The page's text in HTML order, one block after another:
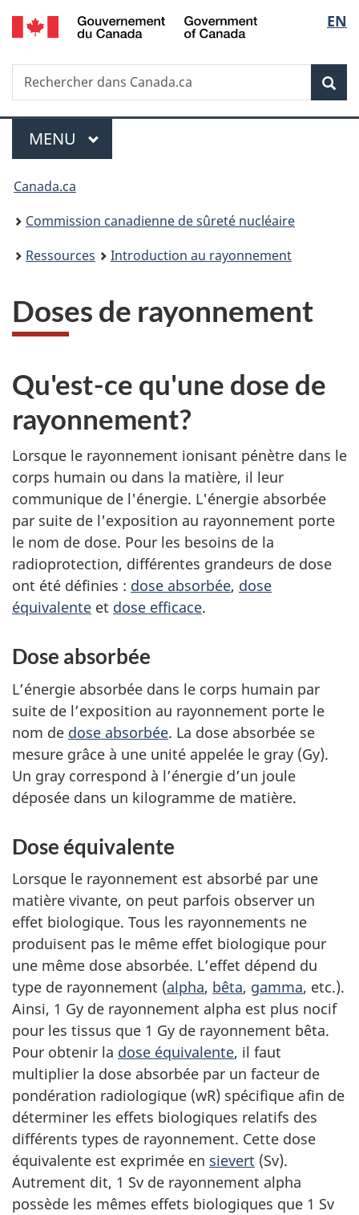
Passer
au
principal
de
la
EN
Recherche
Rechercher
dans
Menu
MENU PRINCIPAL
Vous
êtes
ici
Canada.ca
Commission canadienne de sûreté nucléaire
Ressources
Introduction au rayonnement
Doses de rayonnement
Qu'est-ce qu'une dose de
rayonnement?
Lorsque le rayonnement ionisant pénètre dans le
corps humain ou dans la matière, il leur
communique de l'énergie. L'énergie absorbée
par suite de l'exposition au rayonnement porte
le nom de dose. Pour les besoins de la
radioprotection, différentes grandeurs de dose
ont été définies : dose absorbée, dose
équivalente et dose efficace.
Dose absorbée
L’énergie absorbée dans le corps humain par
suite de l’exposition au rayonnement porte le
nom de dose absorbée. La dose absorbée se
mesure grâce à une unité appelée le gray (Gy).
Un gray correspond à l’énergie d’un joule
déposée dans un kilogramme de matière.
Dose équivalente
Lorsque le rayonnement est absorbé par une
matière vivante, on peut parfois observer un
effet biologique. Tous les rayonnements ne
produisent pas le même effet biologique pour
une même dose absorbée. L’effet dépend du
type de rayonnement (alpha, bêta, gamma, etc.).
Ainsi, 1 Gy de rayonnement alpha est plus nocif
pour les tissus que 1 Gy de rayonnement bêta.
Pour obtenir la dose équivalente, il faut
multiplier la dose absorbée par un facteur de
pondération radiologique (wR) spécifique afin de
déterminer les effets biologiques relatifs des
différents types de rayonnement. Cette dose
équivalente est exprimée en sievert (Sv).
Autrement dit, 1 Sv de rayonnement alpha
possède les mêmes effets biologiques que 1 Sv